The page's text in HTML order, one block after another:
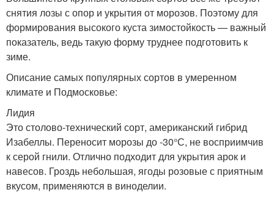
снятия лозы с опор и укрытия от морозов. Поэтому для
формирования высокого куста зимостойкость — важный
показатель, ведь такую форму труднее подготовить к
зиме.
Описание самых популярных сортов в умеренном
климате и Подмосковье:
Лидия
Это столово-технический сорт, американский гибрид
Изабеллы. Переносит морозы до -30°С, не восприимчив
к серой гнили. Отлично подходит для укрытия арок и
навесов. Гроздь небольшая, ягоды розовые с приятным
вкусом, применяются в виноделии.